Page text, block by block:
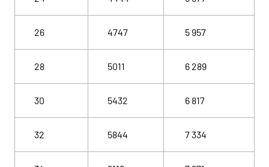
26 4747 5 957
28 5011 6 289
30 5432 6 817
32 5844 7 334